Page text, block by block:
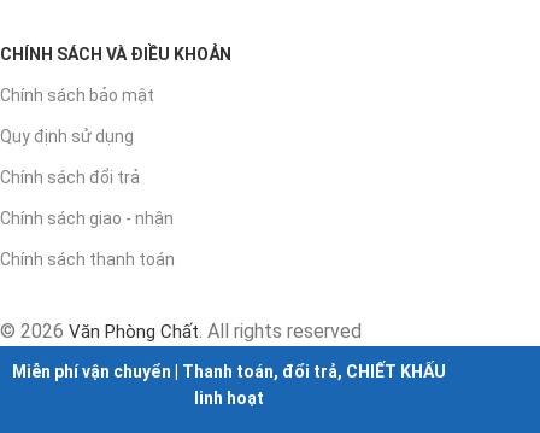
CHÍNH SÁCH VÀ ĐIỀU KHOẢN
Chính sách bảo mật
Quy định sử dụng
Chính sách đổi trả
Chính sách giao - nhận
Chính sách thanh toán
© 2026 Văn Phòng Chất. All rights reserved
Miễn phí vận chuyển | Thanh toán, đổi trả, CHIẾT KHẤU
linh hoạt